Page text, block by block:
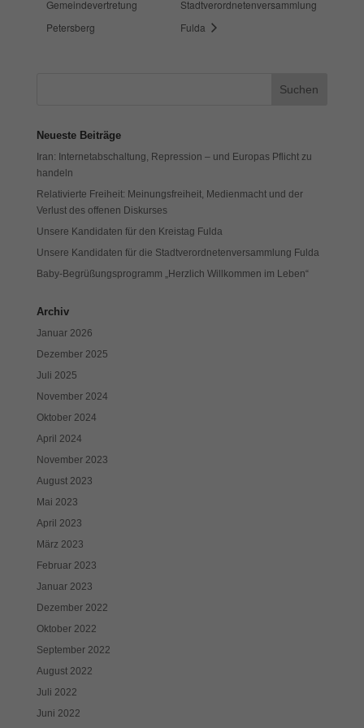
Gemeindevertretung
Petersberg
Stadtverordnetenversammlung
Fulda
Neueste Beiträge
Iran: Internetabschaltung, Repression – und Europas Pflicht zu
handeln
Relativierte Freiheit: Meinungsfreiheit, Medienmacht und der
Verlust des offenen Diskurses
Unsere Kandidaten für den Kreistag Fulda
Unsere Kandidaten für die Stadtverordnetenversammlung Fulda
Baby-Begrüßungsprogramm „Herzlich Willkommen im Leben“
Archiv
Januar 2026
Dezember 2025
Juli 2025
November 2024
Oktober 2024
April 2024
November 2023
August 2023
Mai 2023
April 2023
März 2023
Februar 2023
Januar 2023
Dezember 2022
Oktober 2022
September 2022
August 2022
Juli 2022
Juni 2022
Cookies auswählen.
Essenzielle Cookies ermöglichen grundlegende Funktionen und sind für
die einwandfreie Funktion der Website erforderlich.
Externe Medien (7)
Inhalte von Videoplattformen und Social-Media-Plattformen werden
standardmäßig blockiert. Wenn Cookies von externen Medien akzeptiert
mehr.